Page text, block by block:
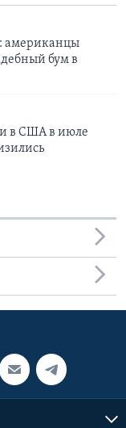
американцы
бум в
в США в июле